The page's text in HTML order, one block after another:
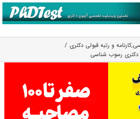
,کارنامه و رتبه قبولی دکتری
دکتری رسوب شناسی